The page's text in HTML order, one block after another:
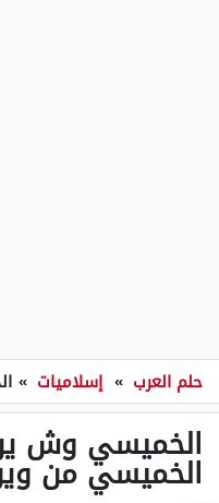
حلم العرب » إسلاميات »
الخميسي وش
الخميسي من